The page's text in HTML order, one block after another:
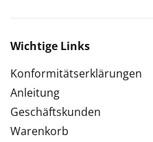
Wichtige Links
Konformitätserklärungen
Anleitung
Geschäftskunden
Warenkorb